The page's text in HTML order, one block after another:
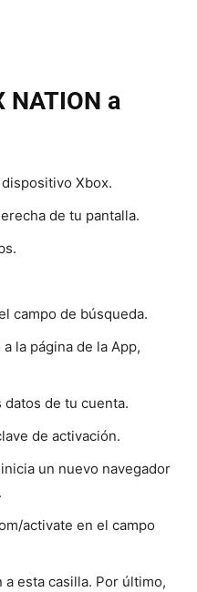
NATION a
Xbox.
de tu pantalla.
campo de búsqueda.
la página de la App,
de tu cuenta.
de activación.
un nuevo navegador
activate en el campo
a esta casilla. Por último,